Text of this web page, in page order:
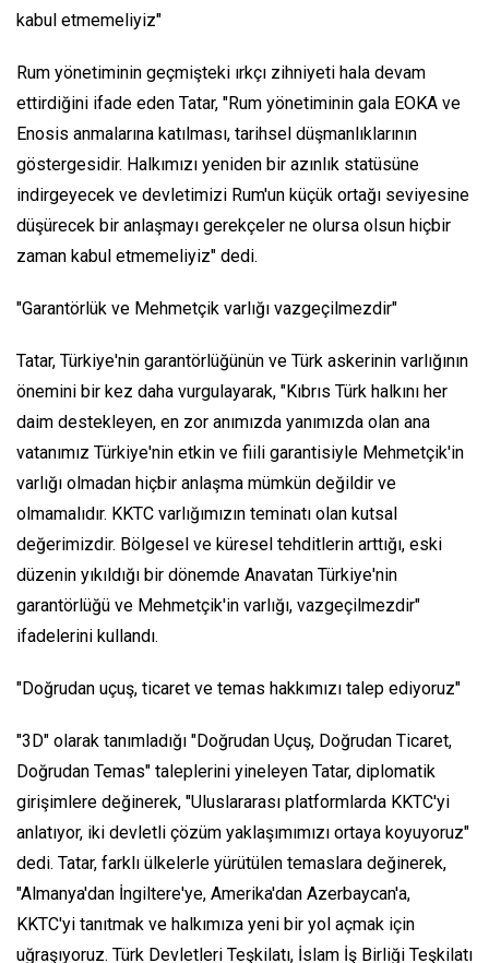
kabul etmemeliyiz"
Rum yönetiminin geçmişteki ırkçı zihniyeti hala devam
ettirdiğini ifade eden Tatar, "Rum yönetiminin gala EOKA ve
Enosis anmalarına katılması, tarihsel düşmanlıklarının
göstergesidir. Halkımızı yeniden bir azınlık statüsüne
indirgeyecek ve devletimizi Rum'un küçük ortağı seviyesine
düşürecek bir anlaşmayı gerekçeler ne olursa olsun hiçbir
zaman kabul etmemeliyiz" dedi.
"Garantörlük ve Mehmetçik varlığı vazgeçilmezdir"
Tatar, Türkiye'nin garantörlüğünün ve Türk askerinin varlığının
önemini bir kez daha vurgulayarak, "Kıbrıs Türk halkını her
daim destekleyen, en zor anımızda yanımızda olan ana
vatanımız Türkiye'nin etkin ve fiili garantisiyle Mehmetçik'in
varlığı olmadan hiçbir anlaşma mümkün değildir ve
olmamalıdır. KKTC varlığımızın teminatı olan kutsal
değerimizdir. Bölgesel ve küresel tehditlerin arttığı, eski
düzenin yıkıldığı bir dönemde Anavatan Türkiye'nin
garantörlüğü ve Mehmetçik'in varlığı, vazgeçilmezdir"
ifadelerini kullandı.
"Doğrudan uçuş, ticaret ve temas hakkımızı talep ediyoruz"
"3D" olarak tanımladığı "Doğrudan Uçuş, Doğrudan Ticaret,
Doğrudan Temas" taleplerini yineleyen Tatar, diplomatik
girişimlere değinerek, "Uluslararası platformlarda KKTC'yi
anlatıyor, iki devletli çözüm yaklaşımımızı ortaya koyuyoruz"
dedi. Tatar, farklı ülkelerle yürütülen temaslara değinerek,
"Almanya'dan İngiltere'ye, Amerika'dan Azerbaycan'a,
KKTC'yi tanıtmak ve halkımıza yeni bir yol açmak için
uğraşıyoruz. Türk Devletleri Teşkilatı, İslam İş Birliği Teşkilatı